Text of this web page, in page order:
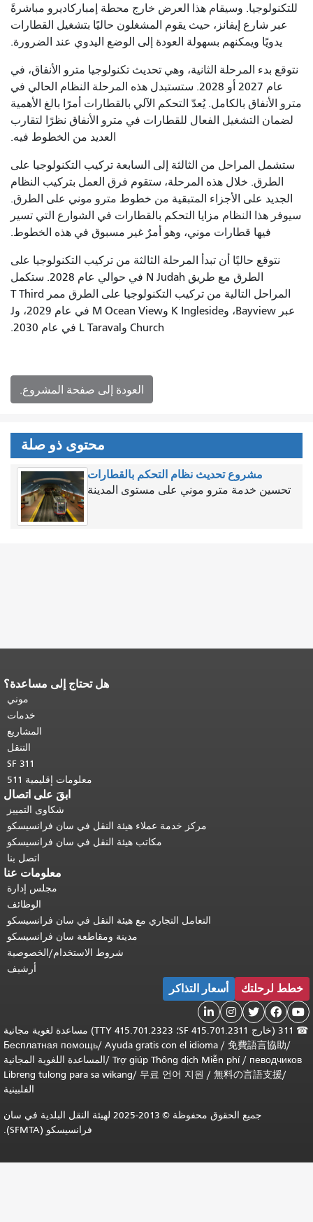
للتكنولوجيا. وسيقام هذا العرض خارج محطة إمباركاديرو مباشرةً
عبر شارع إيفانز، حيث يقوم المشغلون حاليًا بتشغيل القطارات
يدويًا ويمكنهم بسهولة العودة إلى الوضع اليدوي عند الضرورة.
نتوقع بدء المرحلة الثانية، وهي تحديث تكنولوجيا مترو الأنفاق، في
عام 2027 أو 2028. ستستبدل هذه المرحلة النظام الحالي في
مترو الأنفاق بالكامل. يُعدّ التحكم الآلي بالقطارات أمرًا بالغ الأهمية
لضمان التشغيل الفعال للقطارات في مترو الأنفاق نظرًا لتقارب
العديد من الخطوط فيه.
ستشمل المراحل من الثالثة إلى السابعة تركيب التكنولوجيا على
الطرق. خلال هذه المرحلة، ستقوم فرق العمل بتركيب النظام
الجديد على الأجزاء المتبقية من خطوط مترو موني على الطرق.
سيوفر هذا النظام مزايا التحكم بالقطارات في الشوارع التي تسير
فيها قطارات موني، وهو أمرٌ غير مسبوق في هذه الخطوط.
نتوقع حاليًا أن تبدأ المرحلة الثالثة من تركيب التكنولوجيا على
الطرق مع طريق N Judah في حوالي عام 2028. ستكمل
المراحل التالية من تركيب التكنولوجيا على الطرق ممر T Third
عبر Bayview، وK Ingleside وM Ocean View في عام 2029، وJ
Church وL Taraval في عام 2030.
العودة إلى صفحة المشروع.
محتوى ذو صلة
مشروع تحديث نظام التحكم بالقطارات
تحسين خدمة مترو موني على مستوى المدينة
هل تحتاج إلى مساعدة؟
موني
خدمات
المشاريع
التنقل
SF 311
معلومات إقليمية 511
ابقَ على اتصال
شكاوى التمييز
مركز خدمة عملاء هيئة النقل في سان فرانسيسكو
مكاتب هيئة النقل في سان فرانسيسكو
اتصل بنا
معلومات عنا
مجلس إدارة
الوظائف
التعامل التجاري مع هيئة النقل في سان فرانسيسكو
مدينة ومقاطعة سان فرانسيسكو
شروط الاستخدام/الخصوصية
أرشيف
خطط لرحلتك أسعار التذاكر





☎
311 (خارج SF 415.701.2311؛ TTY 415.701.2323) مساعدة لغوية مجانية
/
免費語言協助
/
Ayuda gratis con el idioma
/
Бесплатная помощь
певодчиков
/
Trợ giúp Thông dịch Miễn phí
/المساعدة اللغوية المجانية
/
無料の言語支援
/
무료 언어 지원
/
Libreng tulong para sa wikang
الفلبينية
جميع الحقوق محفوظة © 2013-2025 لهيئة النقل البلدية في سان
فرانسيسكو (SFMTA).